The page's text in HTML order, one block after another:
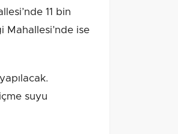
11 bin
Mahallesi’nde ise
suyu